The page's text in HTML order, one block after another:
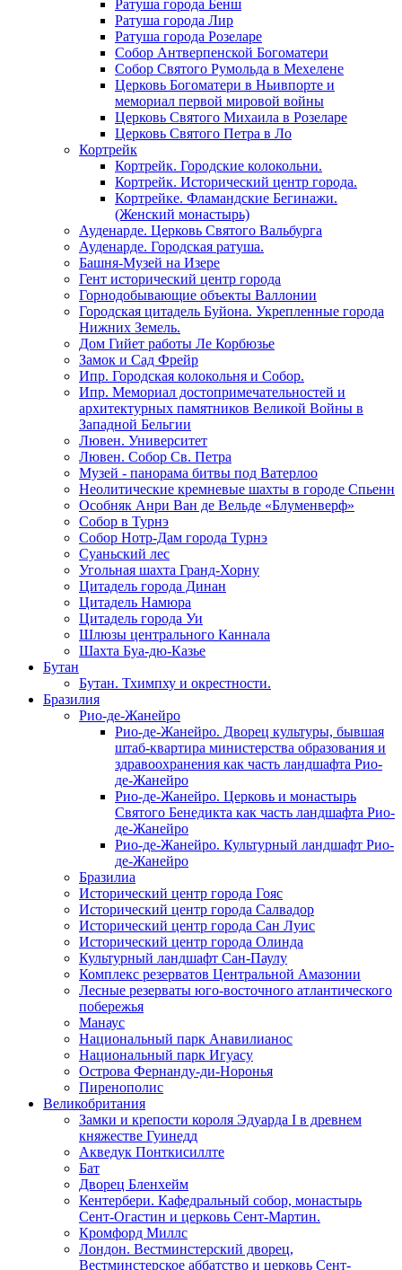
Ратуша города Бенш
Ратуша города Лир
Ратуша города Розеларе
Собор Антверпенской Богоматери
Собор Святого Румольда в Мехелене
Церковь Богоматери в Ньивпорте и
мемориал первой мировой войны
Церковь Святого Михаила в Розеларе
Церковь Святого Петра в Ло
Кортрейк
Кортрейк. Городские колокольни.
Кортрейк. Исторический центр города.
Кортрейке. Фламандские Бегинажи.
(Женский монастырь)
Ауденарде. Церковь Святого Вальбурга
Ауденарде. Городская ратуша.
Башня-Музей на Изере
Гент исторический центр города
Горнодобывающие объекты Валлонии
Городская цитадель Буйона. Укрепленные города
Нижних Земель.
Дом Гийет работы Ле Корбюзье
Замок и Сад Фрейр
Ипр. Городская колокольня и Собор.
Ипр. Мемориал достопримечательностей и
архитектурных памятников Великой Войны в
Западной Бельгии
Лювен. Университет
Лювен. Собор Св. Петра
Музей - панорама битвы под Ватерлоо
Неолитические кремневые шахты в городе Спьенн
Особняк Анри Ван де Вельде «Блуменверф»
Собор в Турнэ
Собор Нотр-Дам города Турнэ
Суаньский лес
Угольная шахта Гранд-Хорну
Цитадель города Динан
Цитадель Намюра
Цитадель города Уи
Шлюзы центрального Каннала
Шахта Буа-дю-Казье
Бутан
Бутан. Тхимпху и окрестности.
Бразилия
Рио-де-Жанейро
Рио-де-Жанейро. Дворец культуры, бывшая
штаб-квартира министерства образования и
здравоохранения как часть ландшафта Рио-
де-Жанейро
Рио-де-Жанейро. Церковь и монастырь
Святого Бенедикта как часть ландшафта Рио-
де-Жанейро
Рио-де-Жанейро. Культурный ландшафт Рио-
де-Жанейро
Бразилиа
Исторический центр города Гояс
Исторический центр города Салвадор
Исторический центр города Сан Луис
Исторический центр города Олинда
Культурный ландшафт Сан-Паулу
Комплекс резерватов Центральной Амазонии
Лесные резерваты юго-восточного атлантического
побережья
Манаус
Национальный парк Анавилианос
Национальный парк Игуасу
Острова Фернанду-ди-Норонья
Пиренополис
Великобритания
Замки и крепости короля Эдуарда I в древнем
княжестве Гуинедд
Акведук Понткисиллте
Бат
Дворец Бленхейм
Кентербери. Кафедральный собор, монастырь
Сент-Огастин и церковь Сент-Мартин.
Кромфорд Миллс
Лондон. Вестминстерский дворец,
Вестминстерское аббатство и церковь Cент-